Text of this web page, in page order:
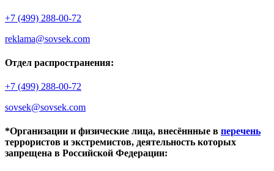
+7 (499) 288-00-72
reklama@sovsek.com
Отдел распространения:
+7 (499) 288-00-72
sovsek@sovsek.com
*Организации и физические лица, внесённные в перечень
террористов и экстремистов, деятельность которых
запрещена в Российской Федерации: